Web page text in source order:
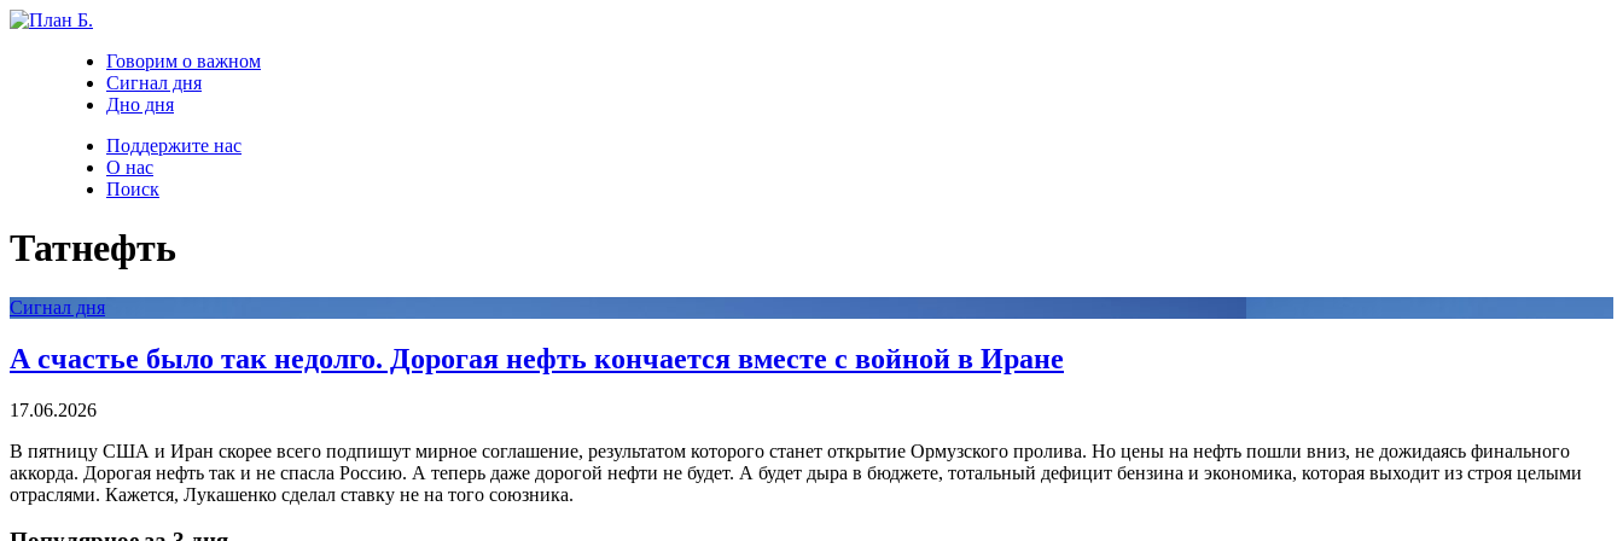
Говорим о важном
Сигнал дня
Дно дня
Поддержите нас
О нас
Поиск
Татнефть
Сигнал дня
А счастье было так недолго. Дорогая нефть кончается вместе с войной в Иране
17.06.2026
В пятницу США и Иран скорее всего подпишут мирное соглашение, результатом которого станет открытие Ормузского пролива. Но цены на нефть пошли вниз, не дожидаясь финального
аккорда. Дорогая нефть так и не спасла Россию. А теперь даже дорогой нефти не будет. А будет дыра в бюджете, тотальный дефицит бензина и экономика, которая выходит из строя целыми
отраслями. Кажется, Лукашенко сделал ставку не на того союзника.